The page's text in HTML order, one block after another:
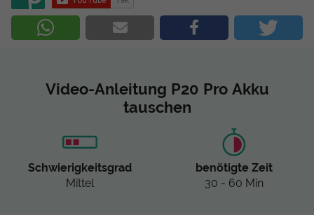
Video-Anleitung P20 Pro Akku
tauschen
Schwierigkeitsgrad
Mittel
benötigte Zeit
30 - 60 Min